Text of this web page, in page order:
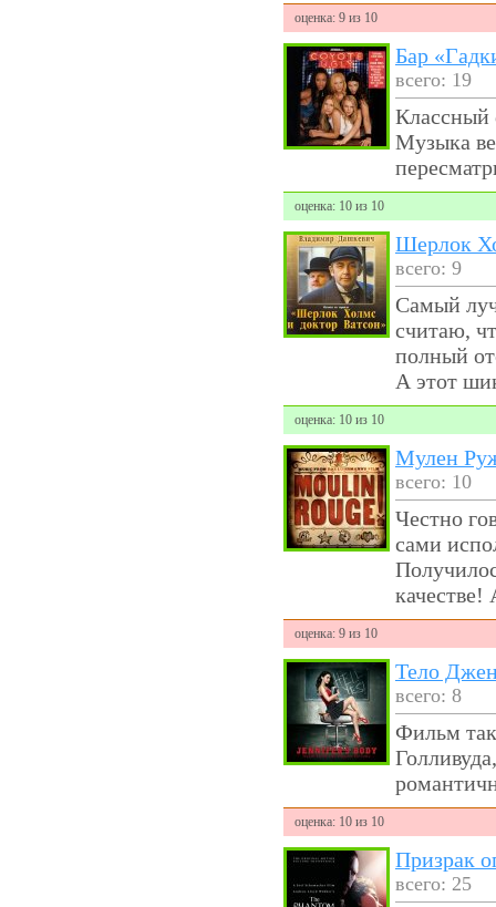
оценка: 9 из 10
Бар
всего: 19
Классный
Музыка
оценка: 10 из 10
Шерлок
всего: 9
Самый
считаю,
полный
А этот
оценка: 10 из 10
Мулен
всего: 10
Честно
сами
оценка: 9 из 10
Тело
всего: 8
Фильм так
оценка: 10 из 10
Призрак
всего: 25